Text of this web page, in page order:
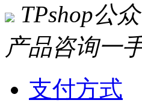
TPshop公
产品咨询一
支付方式